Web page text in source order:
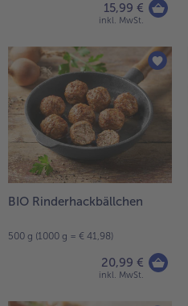
15,99 €
inkl. MwSt.
BIO Rinderhackbällchen
500 g (1000 g = € 41,98)
20,99 €
inkl. MwSt.